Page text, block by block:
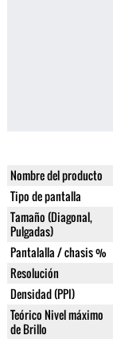
Nombre del producto
Tipo de pantalla
Tamaño (Diagonal,
Pulgadas)
Pantalalla / chasis %
Resolución
Densidad (PPI)
Teórico Nivel máximo
de Brillo